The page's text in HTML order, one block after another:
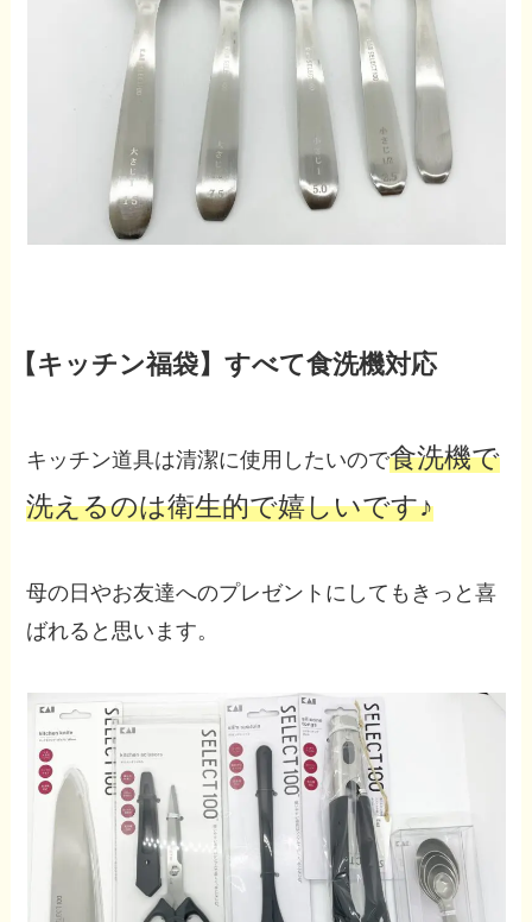
【キッチン福袋】すべて食洗機対応
キッチン道具は清潔に使用したいので食洗機で
洗えるのは衛生的で嬉しいです♪
母の日やお友達へのプレゼントにしてもきっと喜
ばれると思います。